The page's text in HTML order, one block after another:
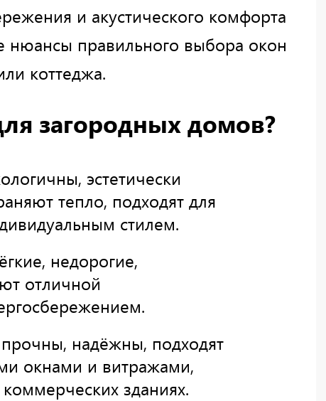
и акустического комфорта
правильного выбора окон
коттеджа.
загородных домов?
эстетически
тепло, подходят для
стилем.
недорогие,
отличной
прочны, надёжны, подходят
окнами и витражами,
зданиях.